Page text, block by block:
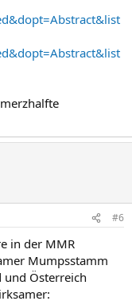
#6
in der MMR
Mumpsstamm
und Österreich